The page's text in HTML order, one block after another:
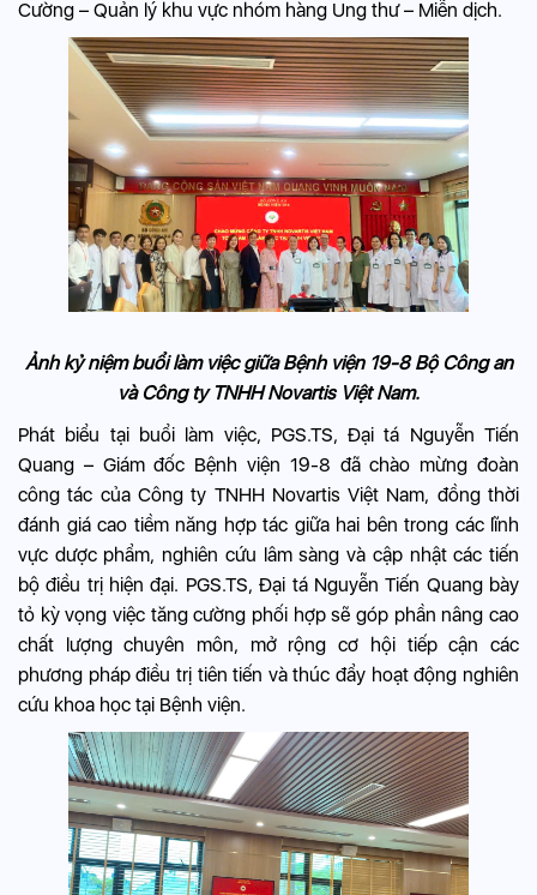
Cường – Quản lý khu vực nhóm hàng Ung thư – Miễn dịch.
Ảnh kỷ niệm buổi làm việc giữa Bệnh viện 19-8 Bộ Công an
và Công ty TNHH Novartis Việt Nam.
Phát biểu tại buổi làm việc, PGS.TS, Đại tá Nguyễn Tiến
Quang – Giám đốc Bệnh viện 19-8 đã chào mừng đoàn
công tác của Công ty TNHH Novartis Việt Nam, đồng thời
đánh giá cao tiềm năng hợp tác giữa hai bên trong các lĩnh
vực dược phẩm, nghiên cứu lâm sàng và cập nhật các tiến
bộ điều trị hiện đại. PGS.TS, Đại tá Nguyễn Tiến Quang bày
tỏ kỳ vọng việc tăng cường phối hợp sẽ góp phần nâng cao
chất lượng chuyên môn, mở rộng cơ hội tiếp cận các
phương pháp điều trị tiên tiến và thúc đẩy hoạt động nghiên
cứu khoa học tại Bệnh viện.